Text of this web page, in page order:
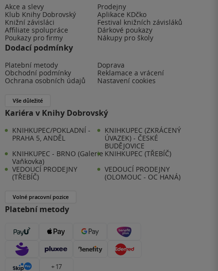
Akce a slevy
Prodejny
Klub Knihy Dobrovský
Aplikace KDčko
Knižní závisláci
Festival knižních závisláků
Affiliate spolupráce
Dárkové poukazy
Poukazy pro firmy
Nákupy pro školy
Dodací podmínky
Platební metody
Doprava
Obchodní podmínky
Reklamace a vrácení
Ochrana osobních údajů
Nastavení cookies
Vše důležité
Kariéra v Knihy Dobrovský
KNIHKUPEC/POKLADNÍ -
PRAHA 5, ANDĚL
KNIHKUPEC (ZKRÁCENÝ
ÚVAZEK) - ČESKÉ
BUDĚJOVICE
KNIHKUPEC - BRNO (Galerie
Vaňkovka)
KNIHKUPEC (TŘEBÍČ)
VEDOUCÍ PRODEJNY
(TŘEBÍČ)
VEDOUCÍ PRODEJNY
(OLOMOUC - OC HANÁ)
Volné pracovní pozice
Platební metody
+ 17